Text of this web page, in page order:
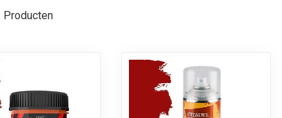
Producten